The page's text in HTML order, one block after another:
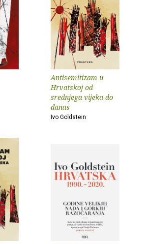
Antisemitizam u
Hrvatskoj od
srednjega vijeka do
danas
Ivo Goldstein